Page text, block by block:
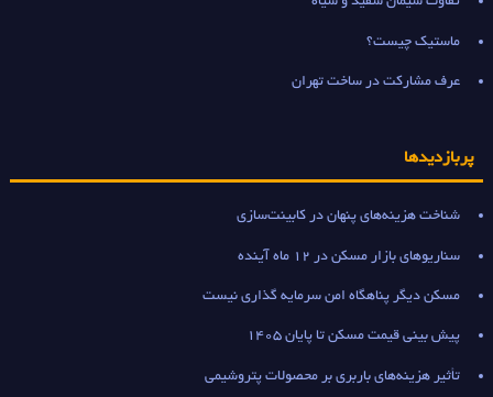
ماستیک چیست؟
عرف مشارکت در ساخت تهران
پربازدیدها
شناخت هزینه‌های پنهان در کابینت‌سازی
سناریوهای بازار مسکن در 12 ماه آینده
مسکن دیگر پناهگاه امن سرمایه گذاری نیست
پیش بینی قیمت مسکن تا پایان 1405
تأثیر هزینه‌های باربری بر محصولات پتروشیمی